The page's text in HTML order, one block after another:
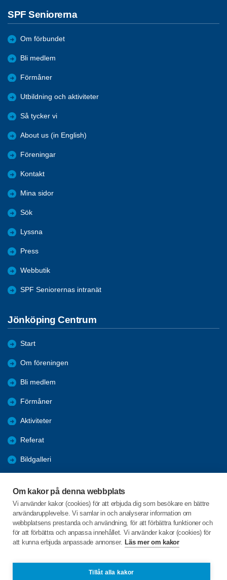
Om kakor på denna webbplats
Vi använder kakor (cookies) för att erbjuda dig som besökare en bättre
användarupplevelse. Vi samlar in och analyserar information om
webbplatsens prestanda och användning, för att förbättra funktioner och
för att förbättra och anpassa innehållet. Vi använder kakor (cookies) för
att kunna erbjuda anpassade annonser. Läs mer om kakor
Tillåt alla kakor
SPF Seniorerna
Om förbundet
Bli medlem
Förmåner
Utbildning och aktiviteter
Så tycker vi
About us (in English)
Föreningar
Kontakt
Mina sidor
Sök
Lyssna
Press
Webbutik
SPF Seniorernas intranät
Jönköping Centrum
Start
Om föreningen
Bli medlem
Förmåner
Aktiviteter
Referat
Bildgalleri
Engagera DIG i vår förening
C/o:Lennart Lööw